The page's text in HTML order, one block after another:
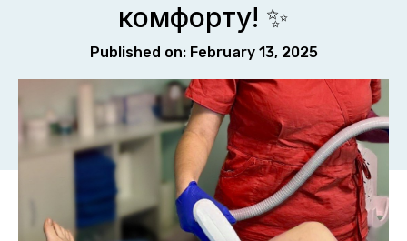
комфорту! ✨
Published on: February 13, 2025